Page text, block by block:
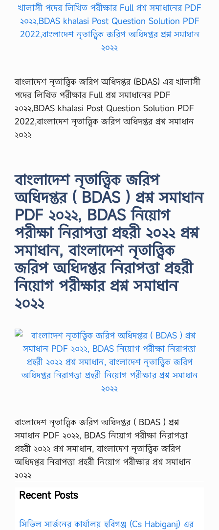
বাংলাদেশ নৃতাত্ত্বিক জরিপ অধিদপ্তর (BDAS) এর খালাসী
পদের লিখিত পরীক্ষার Full প্রশ্ন সমাধানের PDF
২০২২,BDAS khalasi Post Question Solution PDF
2022,বাংলাদেশ নৃতাত্ত্বিক জরিপ অধিদপ্তর প্রশ্ন সমাধান
২০২২
বাংলাদেশ নৃতাত্ত্বিক জরিপ
অধিদপ্তর ( BDAS ) প্রশ্ন সমাধান
PDF ২০২২, BDAS নিয়োগ
পরীক্ষা নিরাপত্তা প্রহরী ২০২২ প্রশ্ন
সমাধান, বাংলাদেশ নৃতাত্ত্বিক
জরিপ অধিদপ্তর নিরাপত্তা প্রহরী
নিয়োগ পরীক্ষার প্রশ্ন সমাধান
২০২২
বাংলাদেশ নৃতাত্ত্বিক জরিপ অধিদপ্তর ( BDAS ) প্রশ্ন
সমাধান PDF ২০২২, BDAS নিয়োগ পরীক্ষা নিরাপত্তা
প্রহরী ২০২২ প্রশ্ন সমাধান, বাংলাদেশ নৃতাত্ত্বিক জরিপ
অধিদপ্তর নিরাপত্তা প্রহরী নিয়োগ পরীক্ষার প্রশ্ন সমাধান
২০২২
Recent Posts
সিভিল সার্জনের কার্যালয় হবিগঞ্জ (Cs Habiganj) এর